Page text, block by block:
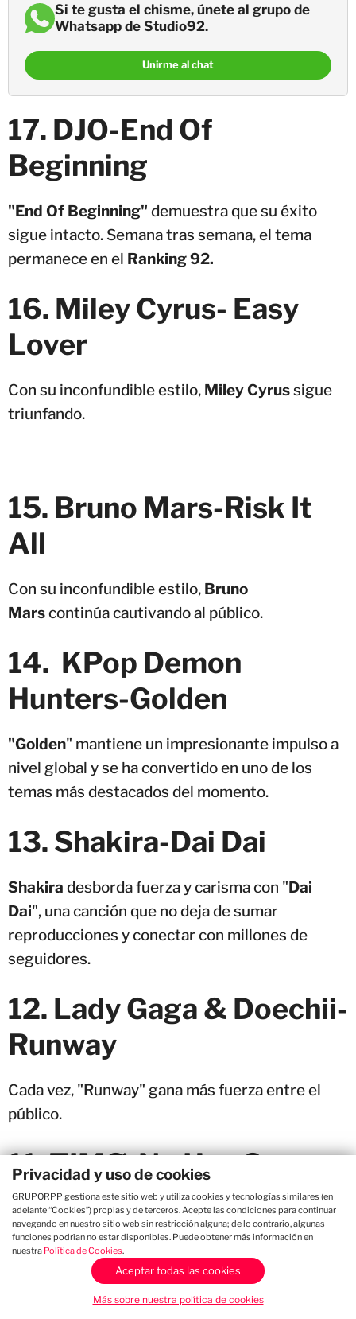
Si te gusta el chisme, únete al grupo de
Whatsapp de Studio92.
Unirme al chat
17. DJO-End Of
Beginning
"End Of Beginning" demuestra que su éxito
sigue intacto. Semana tras semana, el tema
permanece en el Ranking 92.
16. Miley Cyrus- Easy
Lover
Con su inconfundible estilo, Miley Cyrussigue
triunfando.
15. Bruno Mars-Risk It
All
Con su inconfundible estilo, Bruno
Marscontinúa cautivando al público.
14. KPop Demon
Hunters-Golden
"Golden" mantiene un impresionante impulso a
nivel global y se ha convertido en uno de los
temas más destacados del momento.
13. Shakira-Dai Dai
Shakira desborda fuerza y carisma con "Dai
Dai", una canción que no deja de sumar
reproducciones y conectar con millones de
seguidores.
12. Lady Gaga & Doechii-
Runway
Cada vez, "Runway" gana más fuerza entre el
público.
11. TIMØ-No Hay Que
LLorar
TIMØ pisa fuerte con "No Hay Que Llorar", un
tema que escala posiciones y se abre paso entre
los éxitos más escuchados del momento.
Privacidad y uso de cookies
GRUPORPP gestiona este sitio web y utiliza cookies y tecnologías similares (en
adelante “Cookies”) propias y de terceros. Acepte las condiciones para continuar
navegando en nuestro sitio web sin restricción alguna; de lo contrario, algunas
funciones podrían no estar disponibles. Puede obtener más información en
nuestra Política de Cookies.
Aceptar todas las cookies
Más sobre nuestra política de cookies